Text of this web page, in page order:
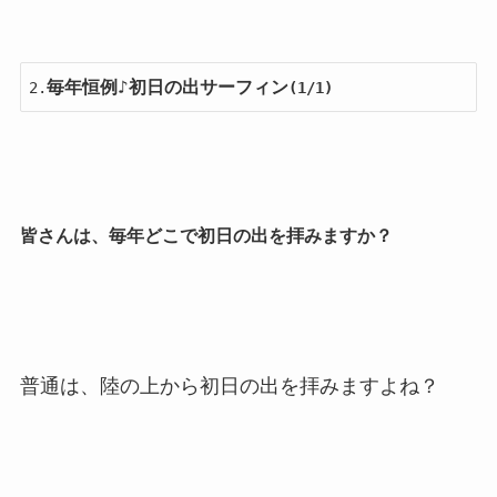
2.毎年恒例♪初日の出サーフィン(1/1)
皆さんは、毎年どこで初日の出を拝みますか？
普通は、陸の上から初日の出を拝みますよね？